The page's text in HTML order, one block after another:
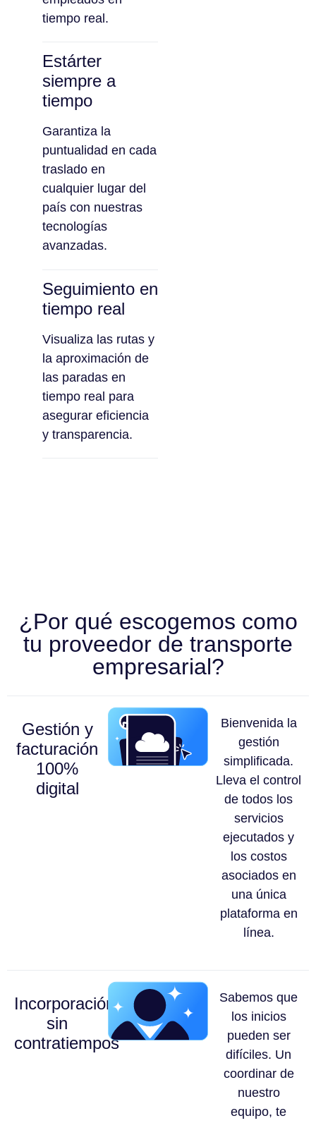
tiempo real.
Estárter
siempre a
tiempo
Garantiza la
puntualidad en cada
traslado en
cualquier lugar del
país con nuestras
tecnologías
avanzadas.
Seguimiento en
tiempo real
Visualiza las rutas y
la aproximación de
las paradas en
tiempo real para
asegurar eficiencia
y transparencia.
¿Por qué escogemos como
tu proveedor de transporte
empresarial?
Gestión y
facturación
100%
digital
Bienvenida la
gestión
simplificada.
Lleva el control
de todos los
servicios
ejecutados y
los costos
asociados en
una única
plataforma en
línea.
Incorporación
sin
contratiempos
Sabemos que
los inicios
pueden ser
difíciles. Un
coordinar de
nuestro
equipo, te